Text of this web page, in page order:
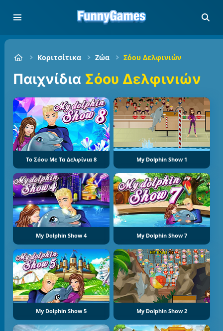
Κοριτσίτικα Ζώα Σόου Δελφινιών
Παιχνίδια Σόου Δελφινιών
Το Σόου Με Τα Δελφίνια 8 My Dolphin Show 1
My Dolphin Show 4 My Dolphin Show 7
My Dolphin Show 5 My Dolphin Show 2